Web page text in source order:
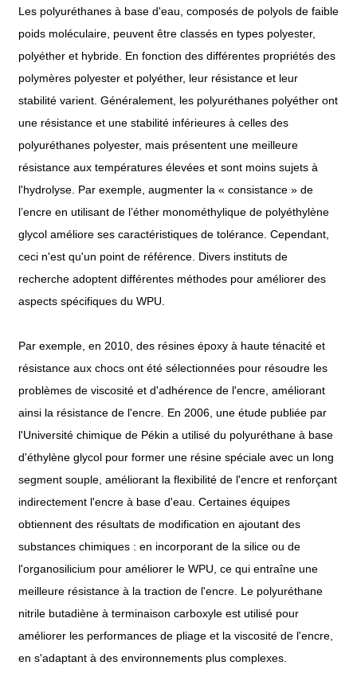
Les polyuréthanes à base d'eau, composés de polyols de faible
poids moléculaire, peuvent être classés en types polyester,
polyéther et hybride. En fonction des différentes propriétés des
polymères polyester et polyéther, leur résistance et leur
stabilité varient. Généralement, les polyuréthanes polyéther ont
une résistance et une stabilité inférieures à celles des
polyuréthanes polyester, mais présentent une meilleure
résistance aux températures élevées et sont moins sujets à
l'hydrolyse. Par exemple, augmenter la « consistance » de
l’encre en utilisant de l’éther monométhylique de polyéthylène
glycol améliore ses caractéristiques de tolérance. Cependant,
ceci n'est qu'un point de référence. Divers instituts de
recherche adoptent différentes méthodes pour améliorer des
aspects spécifiques du WPU.
Par exemple, en 2010, des résines époxy à haute ténacité et
résistance aux chocs ont été sélectionnées pour résoudre les
problèmes de viscosité et d'adhérence de l'encre, améliorant
ainsi la résistance de l'encre. En 2006, une étude publiée par
l'Université chimique de Pékin a utilisé du polyuréthane à base
d'éthylène glycol pour former une résine spéciale avec un long
segment souple, améliorant la flexibilité de l'encre et renforçant
indirectement l'encre à base d'eau. Certaines équipes
obtiennent des résultats de modification en ajoutant des
substances chimiques : en incorporant de la silice ou de
l'organosilicium pour améliorer le WPU, ce qui entraîne une
meilleure résistance à la traction de l'encre. Le polyuréthane
nitrile butadiène à terminaison carboxyle est utilisé pour
améliorer les performances de pliage et la viscosité de l'encre,
en s'adaptant à des environnements plus complexes.